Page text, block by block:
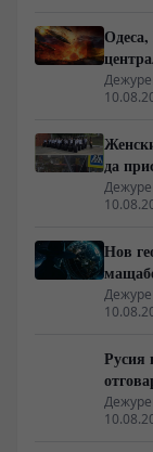
да
от
Нов
Русия
могъл